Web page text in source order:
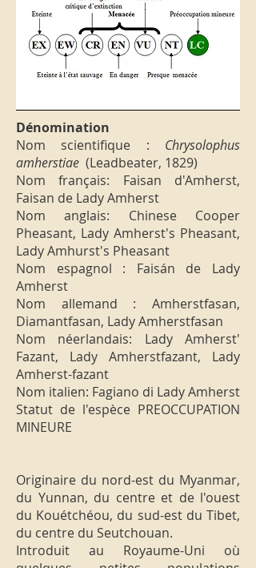
Dénomination
Nom scientifique : Chrysolophus
amherstiae (Leadbeater, 1829)
Nom français: Faisan d'Amherst,
Faisan de Lady Amherst
Nom anglais: Chinese Cooper
Pheasant, Lady Amherst's Pheasant,
Lady Amhurst's Pheasant
Nom espagnol : Faisán de Lady
Amherst
Nom allemand : Amherstfasan,
Diamantfasan, Lady Amherstfasan
Nom néerlandais: Lady Amherst'
Fazant, Lady Amherstfazant, Lady
Amherst-fazant
Nom italien: Fagiano di Lady Amherst
Statut de l'espèce PREOCCUPATION
MINEURE
Originaire du nord-est du Myanmar,
du Yunnan, du centre et de l'ouest
du Kouétchéou, du sud-est du Tibet,
du centre du Seutchouan.
Introduit au Royaume-Uni où